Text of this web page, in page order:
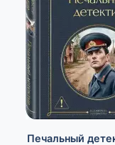
Печальный